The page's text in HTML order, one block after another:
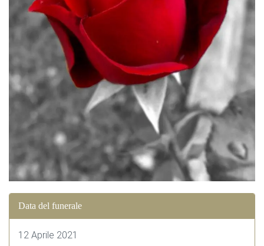
Data del funerale
12 Aprile 2021